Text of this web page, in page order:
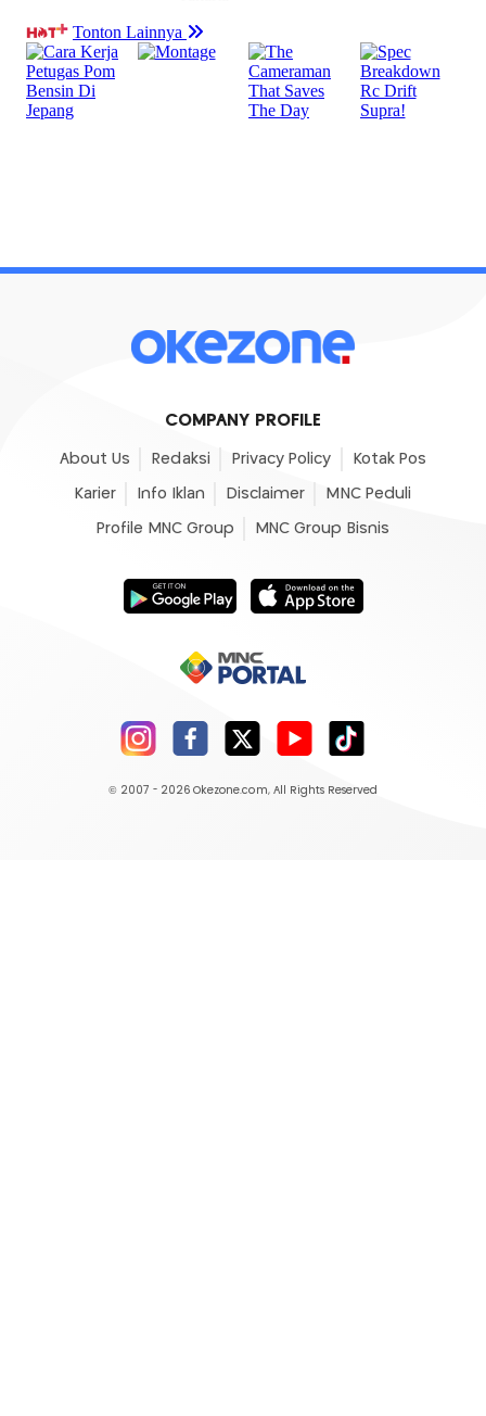
COMPANY PROFILE
About Us Redaksi Privacy Policy Kotak Pos
Karier Info Iklan Disclaimer MNC Peduli
Profile MNC Group MNC Group Bisnis
© 2007 - 2026 Okezone.com, All Rights Reserved